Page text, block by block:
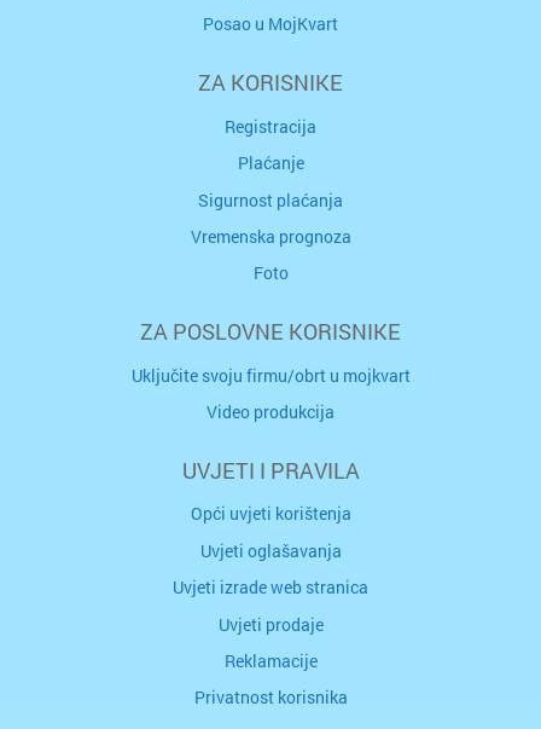
Posao u MojKvart
ZA KORISNIKE
Registracija
Plaćanje
Sigurnost plaćanja
Vremenska prognoza
Foto
ZA POSLOVNE KORISNIKE
Uključite svoju firmu/obrt u mojkvart
Video produkcija
UVJETI I PRAVILA
Opći uvjeti korištenja
Uvjeti oglašavanja
Uvjeti izrade web stranica
Uvjeti prodaje
Reklamacije
Privatnost korisnika